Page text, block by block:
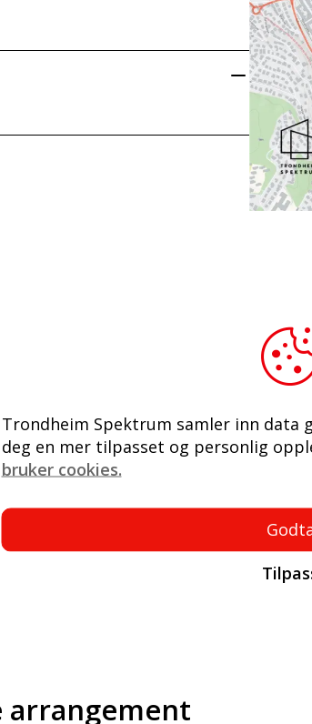
arrangement
Trondheim Spektrum samler inn data
deg en mer tilpasset og personlig
bruker cookies.